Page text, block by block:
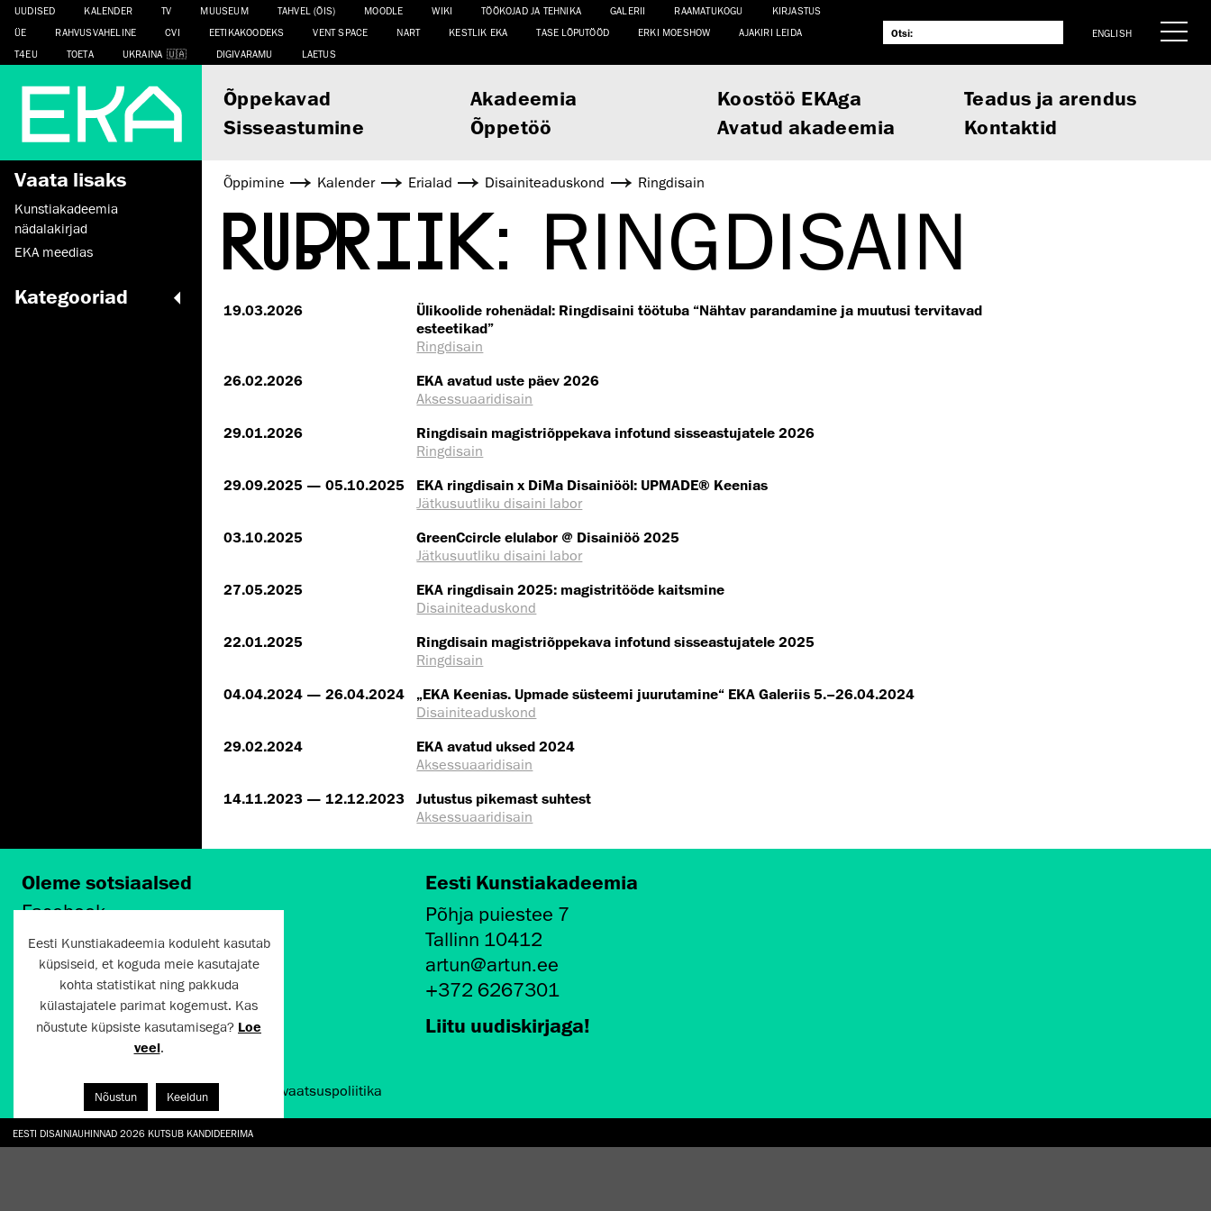
EESTI DISAINIAUHINNAD 2026 KUTSUB KANDIDEERIMA
UUDISED KALENDER TV MUUSEUM TAHVEL (ÕIS) MOODLE WIKI TÖÖKOJAD JA TEHNIKA GALERII RAAMATUKOGU
KIRJASTUS
ÜE
RAHVUSVAHELINE CVI EETIKAKOODEKS VENT SPACE NART KESTLIK EKA TASE LÕPUTÖÖD ERKI MOESHOW
AJAKIRI LEIDA
T4EU
TOETA UKRAINA DIGIVARAMU LAETUS
ENGLISH
Õppekavad Akadeemia Koostöö EKAga
Teadus ja arendus
Sisseastumine
Õppetöö Avatud akadeemia Kontaktid
Vaata lisaks
Kunstiakadeemia
nädalakirjad
EKA meedias
Kategooriad
Õppimine Kalender Erialad Disaini­­teaduskond Ringdisain
RUBRIIK: RINGDISAIN
19.03.2026
Ülikoolide rohenädal: Ringdisaini töötuba “Nähtav parandamine ja muutusi tervitavad
esteetikad”
Ringdisain
26.02.2026 EKA avatud uste päev 2026
Aksessuaaridisain
29.01.2026 Ringdisain magistriõppekava infotund sisseastujatele 2026
Ringdisain
29.09.2025 — 05.10.2025 EKA ringdisain x DiMa Disainiööl: UPMADE® Keenias
Jätkusuutliku disaini labor
03.10.2025 GreenCcircle elulabor @ Disainiöö 2025
Jätkusuutliku disaini labor
27.05.2025 EKA ringdisain 2025: magistritööde kaitsmine
Disaini­­teaduskond
22.01.2025 Ringdisain magistriõppekava infotund sisseastujatele 2025
Ringdisain
04.04.2024 — 26.04.2024 „EKA Keenias. Upmade süsteemi juurutamine“ EKA Galeriis 5.–26.04.2024
Disaini­­teaduskond
29.02.2024 EKA avatud uksed 2024
Aksessuaaridisain
14.11.2023 — 12.12.2023 Jutustus pikemast suhtest
Aksessuaaridisain
Oleme sotsiaalsed
Facebook
Twitter
LinkedIn
Flickr
Vimeo
YouTube
Eesti Kunstiakadeemia
Põhja puiestee 7
Tallinn 10412
artun@artun.ee
+372 6267301
Liitu uudiskirjaga!
Artun.ee 2024 Kasutustingimused ja privaatsuspoliitika
Eesti Kunstiakadeemia koduleht kasutab
küpsiseid, et koguda meie kasutajate
kohta statistikat ning pakkuda
külastajatele parimat kogemust. Kas
nõustute küpsiste kasutamisega? Loe
veel.
Nõustun Keeldun